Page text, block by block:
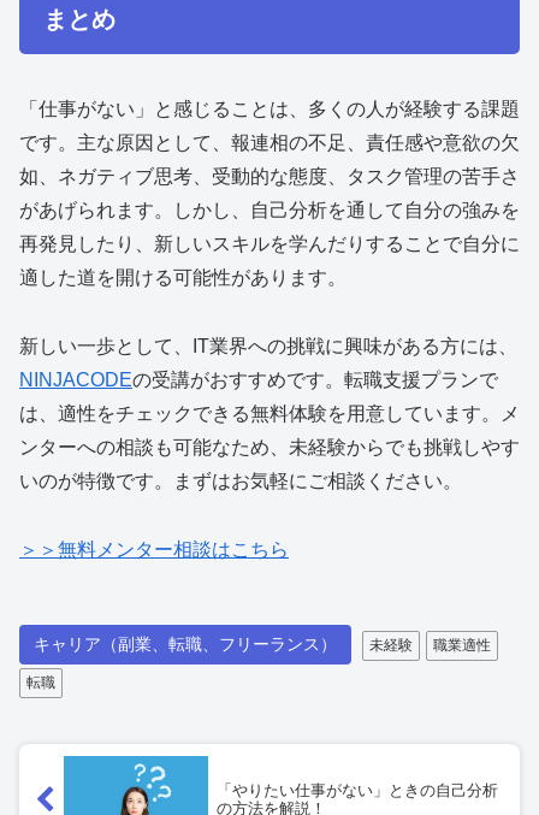
まとめ
「仕事がない」と感じることは、多くの人が経験する課題
です。主な原因として、報連相の不足、責任感や意欲の欠
如、ネガティブ思考、受動的な態度、タスク管理の苦手さ
があげられます。しかし、自己分析を通して自分の強みを
再発見したり、新しいスキルを学んだりすることで自分に
適した道を開ける可能性があります。
新しい一歩として、IT業界への挑戦に興味がある方には、
NINJACODEの受講がおすすめです。転職支援プランで
は、適性をチェックできる無料体験を用意しています。メ
ンターへの相談も可能なため、未経験からでも挑戦しやす
いのが特徴です。まずはお気軽にご相談ください。
＞＞無料メンター相談はこちら
キャリア（副業、転職、フリーランス） 未経験 職業適性
転職
「やりたい仕事がない」ときの自己分析
の方法を解説！